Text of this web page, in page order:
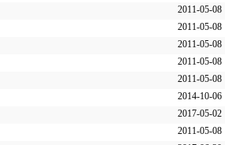
2011-05-08
2011-05-08
2011-05-08
2011-05-08
2011-05-08
2014-10-06
2017-05-02
2011-05-08